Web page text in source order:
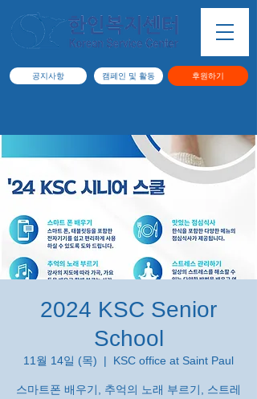
공지사항 캠페인 및 활동 후원하기
2024 KSC Senior
School
11월 14일 (목)
  |
KSC office at Saint Paul
스마트폰 배우기, 추억의 노래 부르기, 스트레